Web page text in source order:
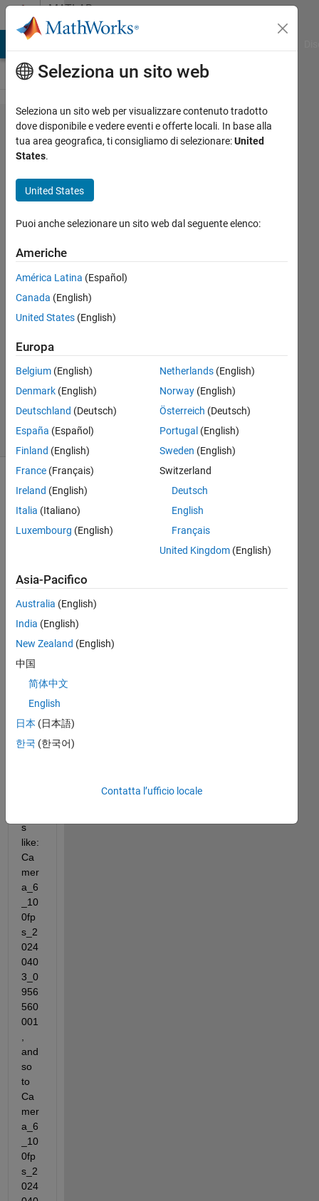
Vai al contenutoMATLAB
Answers
Rename
TIF files
folder
Tomer
4 Giu
2024
2
Risposte
accettata
Aggiornato
8 Giu 2024
73
(30 giorni)
Hi. I
hav
41
TIF
for
files
(in
a
s
like:
Ca
mer
a_6
_10
0fp
s_2
024
040
3_0
956
560
001
and
so
to
Ca
mer
a_6
_10
0fp
s_2
024
Seleziona un sito web
Seleziona un sito web per visualizzare contenuto tradotto
dove disponibile e vedere eventi e offerte locali. In base alla
tua area geografica, ti consigliamo di selezionare:United
States.
United States
Puoi anche selezionare un sito web dal seguente elenco:
Americhe
América Latina (Español)
Canada (English)
United States (English)
Europa
Belgium (English)
Denmark (English)
Deutschland (Deutsch)
España (Español)
Finland (English)
France (Français)
Ireland (English)
Italia (Italiano)
Luxembourg (English)
Netherlands(English)
Norway(English)
Österreich (Deutsch)
Portugal (English)
Sweden (English)
Switzerland
Deutsch
English
Français
United Kingdom(English)
Asia-Pacifico
Australia (English)
India (English)
New Zealand (English)
中国
简体中文
English
日本 (日本語)
한국 (한국어)
Contatta l’ufficio locale